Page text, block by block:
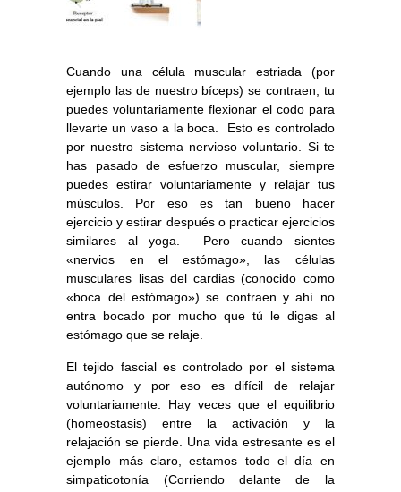
Cuando una célula muscular estriada (por
ejemplo las de nuestro bíceps) se contraen, tu
puedes voluntariamente flexionar el codo para
llevarte un vaso a la boca. Esto es controlado
por nuestro sistema nervioso voluntario. Si te
has pasado de esfuerzo muscular, siempre
puedes estirar voluntariamente y relajar tus
músculos. Por eso es tan bueno hacer
ejercicio y estirar después o practicar ejercicios
similares al yoga. Pero cuando sientes
«nervios en el estómago», las células
musculares lisas del cardias (conocido como
«boca del estómago») se contraen y ahí no
entra bocado por mucho que tú le digas al
estómago que se relaje.
El tejido fascial es controlado por el sistema
autónomo y por eso es difícil de relajar
voluntariamente. Hay veces que el equilibrio
(homeostasis) entre la activación y la
relajación se pierde. Una vida estresante es el
ejemplo más claro, estamos todo el día en
simpaticotonía (Corriendo delante de la